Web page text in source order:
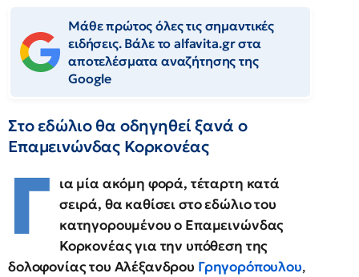
Μάθε πρώτος όλες τις σημαντικές
ειδήσεις. Βάλε το alfavita.gr στα
αποτελέσματα αναζήτησης της
Google
Στο εδώλιο θα οδηγηθεί ξανά ο
Επαμεινώνδας Κορκονέας
Γ ια μία ακόμη φορά, τέταρτη κατά
σειρά, θα καθίσει στο εδώλιο του
κατηγορουμένου ο Επαμεινώνδας
Κορκονέας για την υπόθεση της
δολοφονίας του Αλέξανδρου Γρηγορόπουλου,